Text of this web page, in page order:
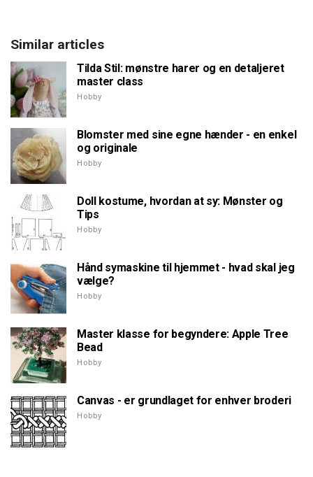
Similar articles
Tilda Stil: mønstre harer og en detaljeret
master class
Hobby
Blomster med sine egne hænder - en enkel
og originale
Hobby
Doll kostume, hvordan at sy: Mønster og
Tips
Hobby
Hånd symaskine til hjemmet - hvad skal jeg
vælge?
Hobby
Master klasse for begyndere: Apple Tree
Bead
Hobby
Canvas - er grundlaget for enhver broderi
Hobby